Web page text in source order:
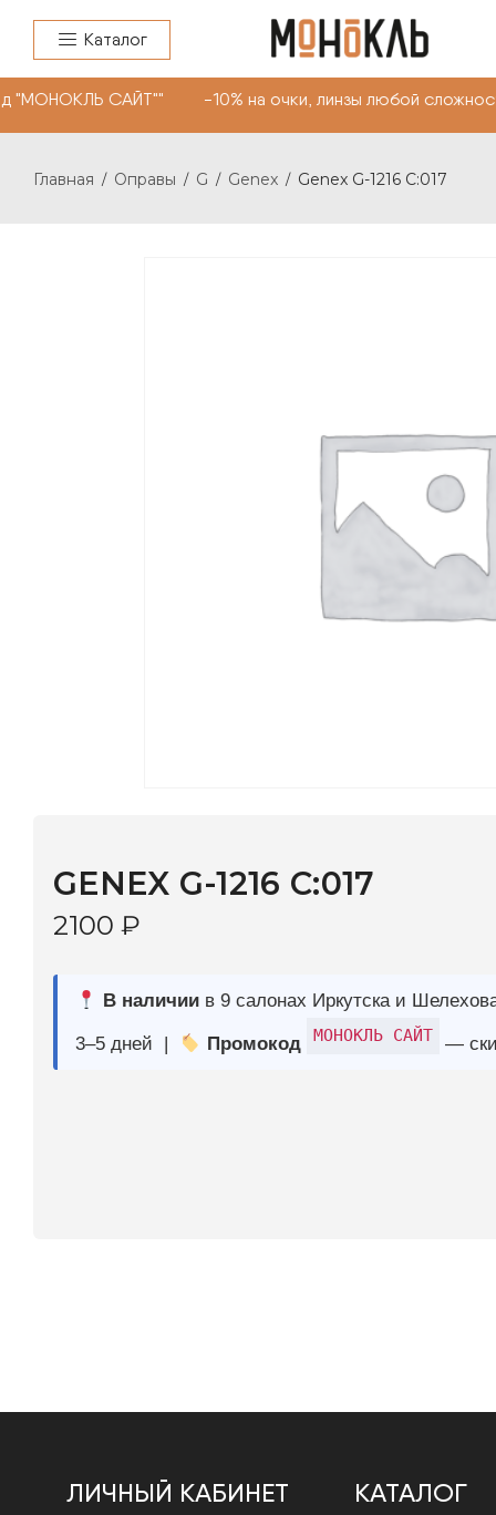
Каталог
САЙТ"" -10% на очки, линзы любой
Главная / Оправы / G / Genex / Genex G-1216 C:017
3–5 дней | Промокод — скидка 10%
ЛИЧНЫЙ КАБИНЕТ КАТАЛОГ